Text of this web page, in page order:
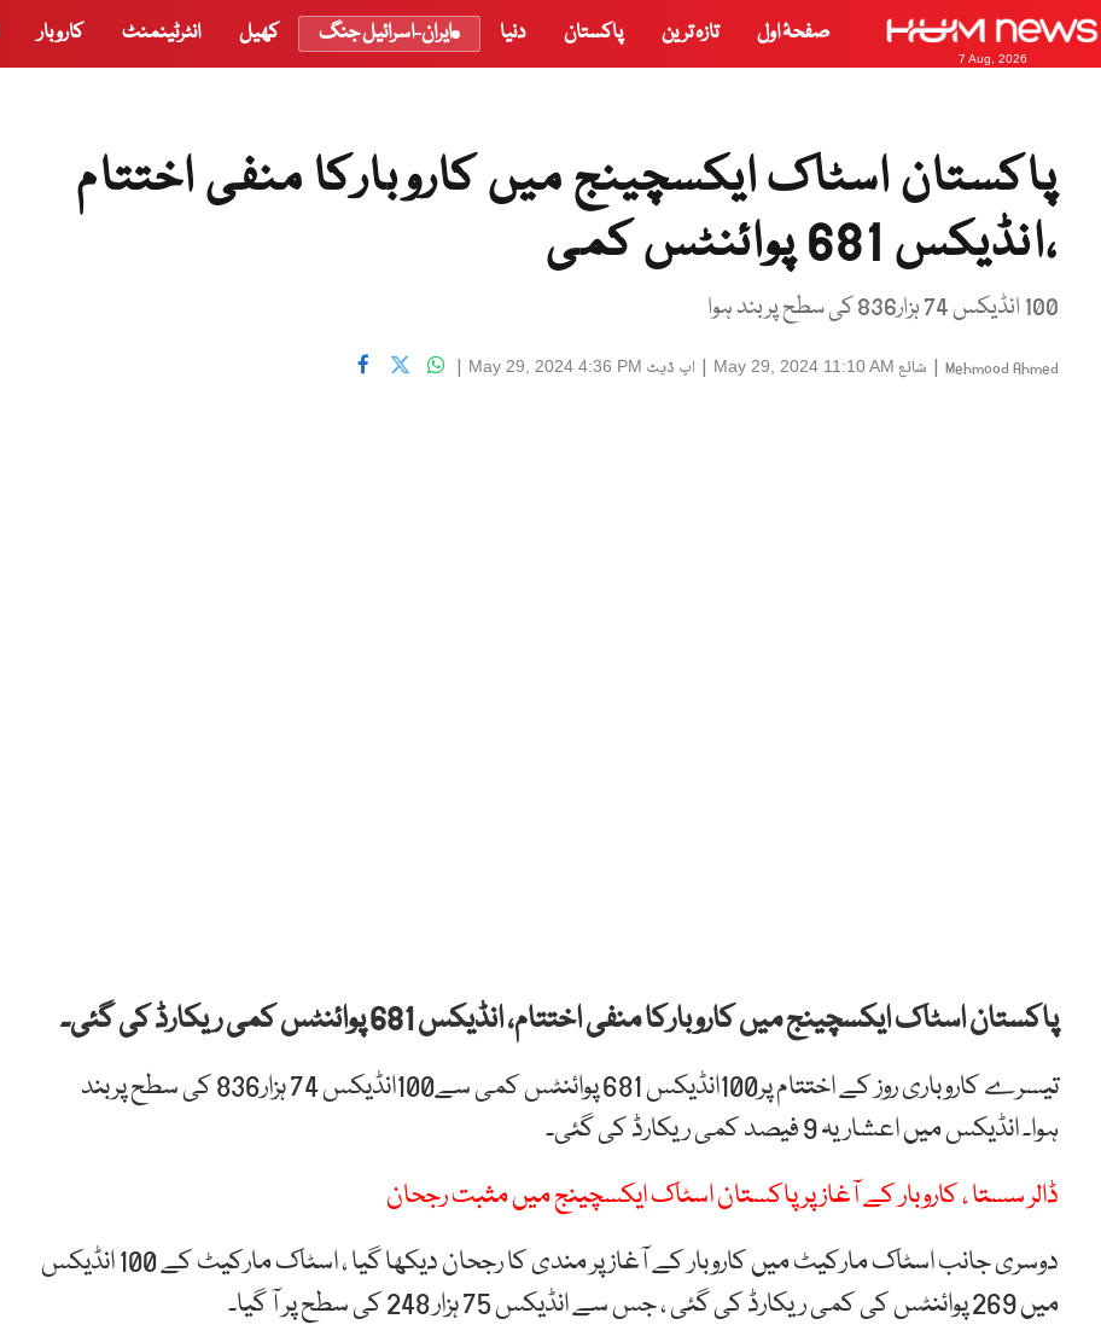
7 Aug, 2026
صفحۂ اول تازہ ترین پاکستان دنیا ایران-اسرائیل جنگ کھیل انٹرٹینمنٹ کاروبار
پاکستان اسٹاک ایکسچینج میں کاروبارکا منفی اختتام
،انڈیکس 681 پوائنٹس کمی
100 انڈیکس 74 ہزار836 کی سطح پربند ہوا
Mehmood Ahmed
| شائع May 29, 2024 11:10 AM
| اپ ڈیٹ May 29, 2024 4:36 PM
|
پاکستان اسٹاک ایکسچینج میں کاروبارکا منفی اختتام، انڈیکس 681 پوائنٹس کمی ریکارڈ کی گئی۔
تیسرے کاروباری روز کے اختتام پر100انڈیکس 681 پوائنٹس کمی سے100انڈیکس 74 ہزار836 کی سطح پربند
ہوا۔ انڈیکس میں اعشاریہ 9 فیصد کمی ریکارڈ کی گئی۔
ڈالر سستا ، کاروبار کے آغاز پر پاکستان اسٹاک ایکسچینج میں مثبت رجحان
دوسری جانب اسٹاک مارکیٹ میں کاروبار کے آغاز پر مندی کا رجحان دیکھا گیا ، اسٹاک مارکیٹ کے 100 انڈیکس
میں 269 پوائنٹس کی کمی ریکارڈ کی گئی ، جس سے انڈیکس 75 ہزار 248 کی سطح پر آ گیا۔